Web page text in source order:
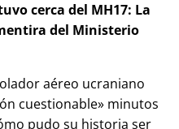
cerca del MH17: La
del Ministerio
aéreo ucraniano
cuestionable minutos
pudo su historia ser